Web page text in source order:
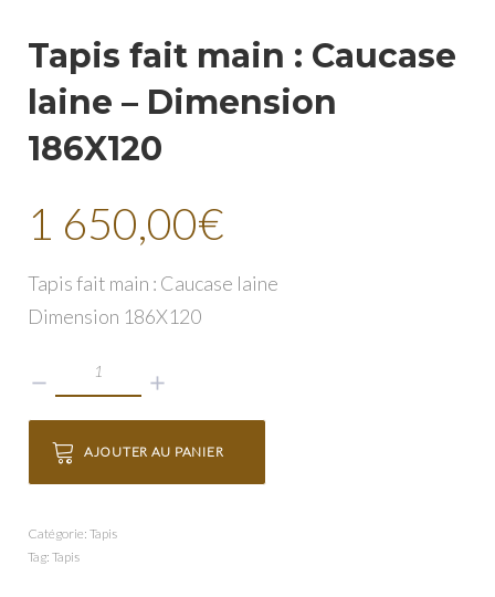
Tapis fait main : Caucase
laine – Dimension
186X120
1 650,00€
Tapis fait main : Caucase laine
Dimension 186X120
quantité
de
fait
:
Caucase
AJOUTER AU PANIER
Catégorie: Tapis
Tag: Tapis